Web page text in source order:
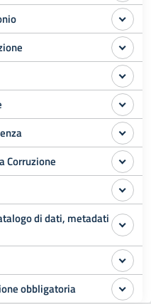
Corruzione
di dati, metadati
obbligatoria